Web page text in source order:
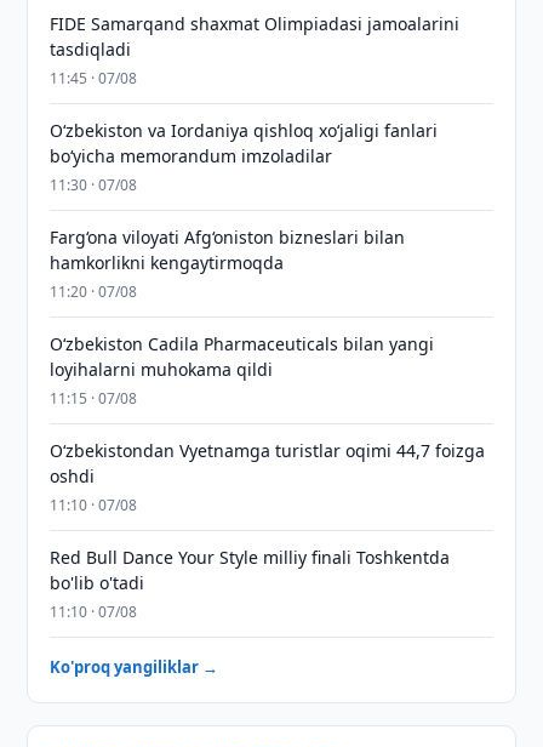
FIDE Samarqand shaxmat Olimpiadasi jamoalarini
tasdiqladi
11:45 · 07/08
Oʻzbekiston va Iordaniya qishloq xoʻjaligi fanlari
boʻyicha memorandum imzoladilar
11:30 · 07/08
Farg‘ona viloyati Afg‘oniston bizneslari bilan
hamkorlikni kengaytirmoqda
11:20 · 07/08
Oʻzbekiston Cadila Pharmaceuticals bilan yangi
loyihalarni muhokama qildi
11:15 · 07/08
O‘zbekistondan Vyetnamga turistlar oqimi 44,7 foizga
oshdi
11:10 · 07/08
Red Bull Dance Your Style milliy finali Toshkentda
bo'lib o'tadi
11:10 · 07/08
Ko'proq yangiliklar →